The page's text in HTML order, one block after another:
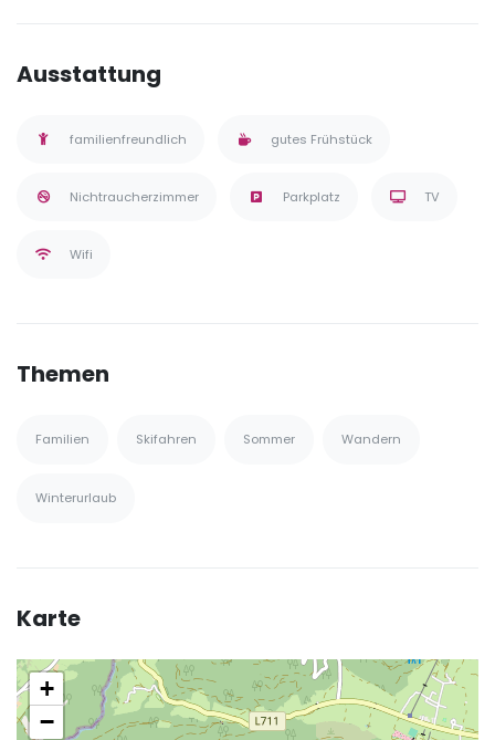
Ausstattung
familienfreundlich gutes Frühstück
Nichtraucherzimmer Parkplatz TV
Wifi
Themen
Familien Skifahren Sommer Wandern
Winterurlaub
Karte
+
−